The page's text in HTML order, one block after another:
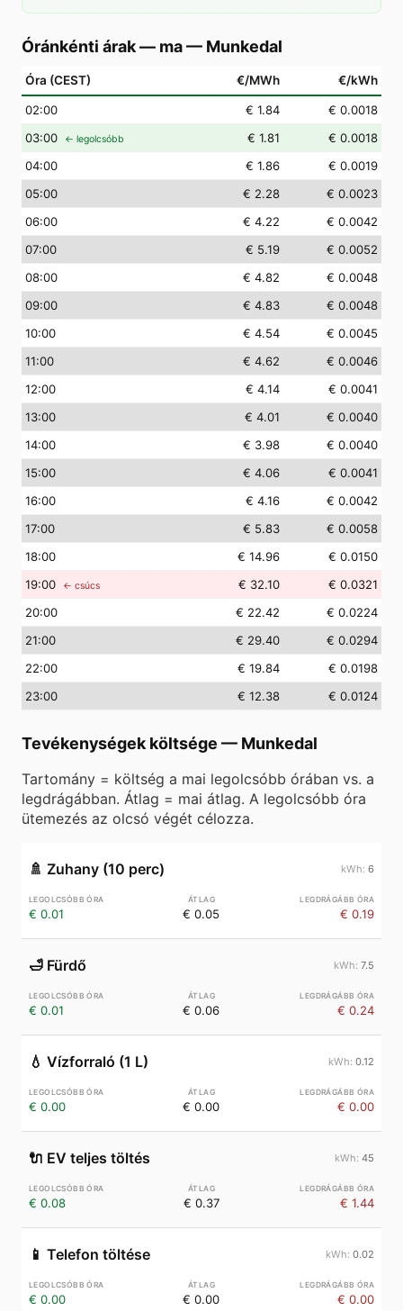
Óránkénti árak — ma— Munkedal
Óra (CEST) €/MWh €/kWh
02:00 € 1.84
€ 0.0018
03:00 ← legolcsóbb € 1.81
€ 0.0018
04:00 € 1.86
€ 0.0019
05:00 € 2.28
€ 0.0023
06:00 € 4.22
€ 0.0042
07:00 € 5.19
€ 0.0052
08:00 € 4.82
€ 0.0048
09:00 € 4.83
€ 0.0048
10:00 € 4.54
€ 0.0045
11:00 € 4.62
€ 0.0046
12:00 € 4.14
€ 0.0041
13:00 € 4.01
€ 0.0040
14:00 € 3.98
€ 0.0040
15:00 € 4.06
€ 0.0041
16:00 € 4.16
€ 0.0042
17:00 € 5.83
€ 0.0058
18:00 € 14.96
€ 0.0150
19:00 ← csúcs € 32.10
€ 0.0321
20:00 € 22.42
€ 0.0224
21:00 € 29.40
€ 0.0294
22:00 € 19.84
€ 0.0198
23:00 € 12.38 € 0.0124
Tevékenységek költsége — Munkedal
Tartomány = költség a mai legolcsóbb órában vs. a
legdrágábban. Átlag = mai átlag. A legolcsóbb óra
ütemezés az olcsó végét célozza.
🚿 Zuhany (10 perc) 6
€ 0.01 € 0.05 € 0.19
🛁 Fürdő 7.5
€ 0.01 € 0.06 € 0.24
💧 Vízforraló (1 L) 0.12
€ 0.00 € 0.00 € 0.00
🔌 EV teljes töltés 45
€ 0.08 € 0.37 € 1.44
📱 Telefon töltése 0.02
€ 0.00 € 0.00 € 0.00